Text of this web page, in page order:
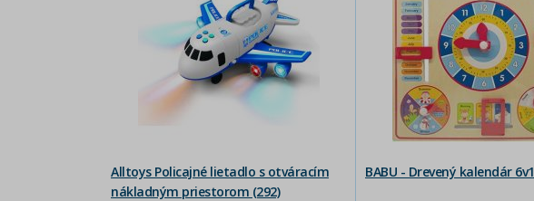
Alltoys Policajné lietadlo s otváracím
nákladným priestorom (292)
BABU - Drevený kalendár 6v1